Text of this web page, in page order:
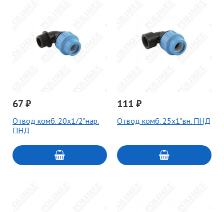
67 ₽
Отвод комб. 20х1/2"нар.
ПНД
111 ₽
Отвод комб. 25х1"вн. ПНД